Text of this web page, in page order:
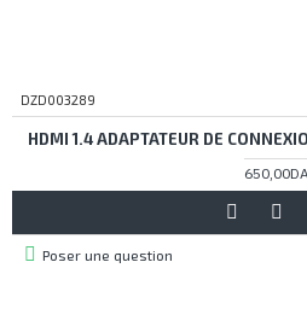
DZD003289
HDMI 1.4 ADAPTATEUR DE
650,00DA
Poser une question